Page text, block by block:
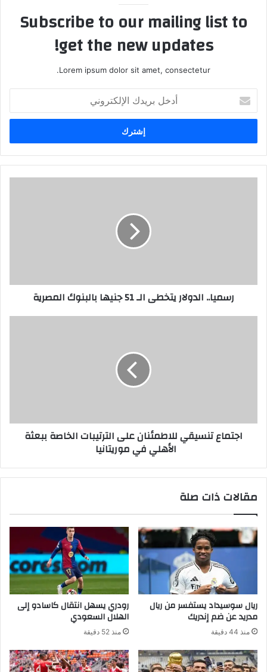
Subscribe to our mailing list to
get the new updates!
Lorem ipsum dolor sit amet, consectetur.
بريدك
الإلكتروني
رسميا.. الدولار يتخطى الـ 51 جنيها بالبنوك المصرية
اجتماع تنسيقي للاطمئنان على الترتيبات الخاصة ببعثة
الأهلي في موريتانيا
مقالات ذات صلة
ريال سوسيداد يستفسر من ريال
مدريد عن ضم إندريك
منذ 44 دقيقة
رودري يسهل انتقال كاسادو إلى
الهلال السعودي
منذ 52 دقيقة